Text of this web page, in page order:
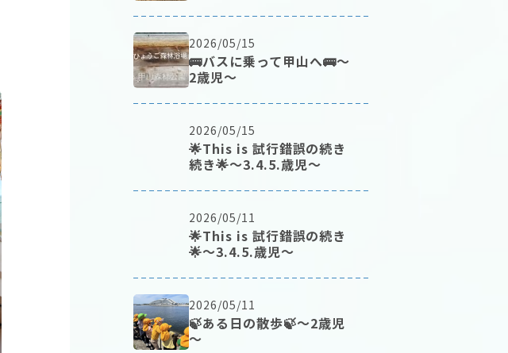
2026/05/15
🚌バスに乗って甲山へ🚌～
2歳児～
2026/05/15
🌟This is 試行錯誤の続き
続き🌟～3.4.5.歳児～
2026/05/11
🌟This is 試行錯誤の続き
🌟～3.4.5.歳児～
2026/05/11
🍃ある日の散歩🍃～2歳児
～